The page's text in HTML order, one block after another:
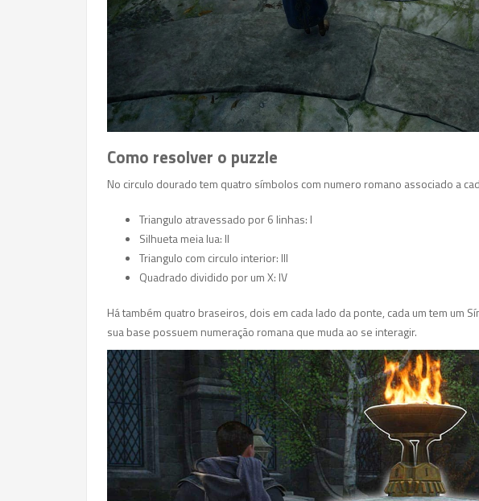
Como resolver o puzzle
No circulo dourado tem quatro símbolos com numero romano associado a
Triangulo atravessado por 6 linhas: I
Silhueta meia lua: II
Triangulo com circulo interior: III
Quadrado dividido por um X: IV
Há também quatro braseiros, dois em cada lado da ponte, cada um tem um
sua base possuem numeração romana que muda ao se interagir.